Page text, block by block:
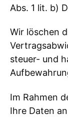
Abs. 1 lit. b)
Wir löschen
steuer- und
Im Rahmen
Ihre Daten